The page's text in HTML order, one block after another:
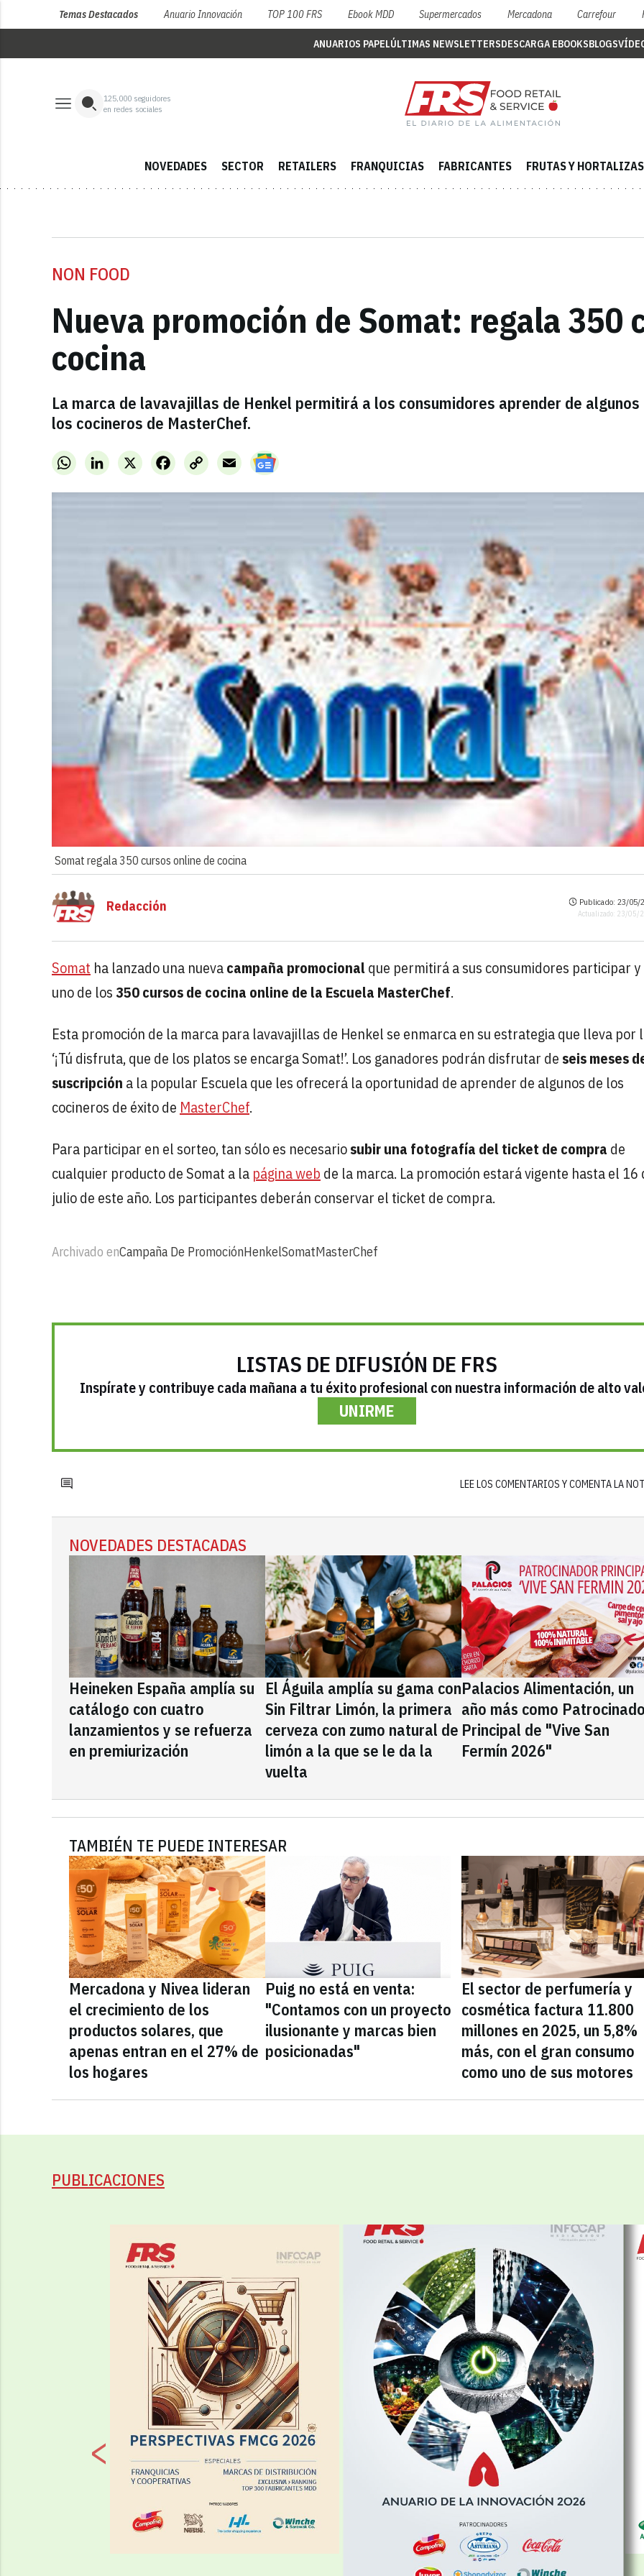
Temas Destacados Anuario Innovación TOP 100 FRS Ebook MDD Supermercados Mercadona Carrefour
ANUARIOS PAPELÚLTIMAS NEWSLETTERSDESCARGA EBOOKSBLOGS
125,000 seguidores
en redes sociales
NOVEDADES SECTOR RETAILERS FRANQUICIAS FABRICANTES FRUTAS Y HORTALIZAS
NON FOOD
Nueva promoción de Somat: regala 350
cocina
La marca de lavavajillas de Henkel permitirá a los consumidores aprender de algunos
los cocineros de MasterChef.
WhatsAppLinkedInX FacebookCopy
Link
Email
Somat regala 350 cursos online de cocina
Redacción Publicado: 23/05/
Actualizado: 23/05/
Somat ha lanzado una nuevacampaña promocionalque permitirá a sus consumidores participar
uno de los350 cursos de cocina online de la Escuela MasterChef.
Esta promoción de la marca para lavavajillas de Henkel se enmarca en su estrategia que lleva por
‘¡Tú disfruta, que de los platos se encarga Somat!’. Los ganadores podrán disfrutar de seis meses
suscripción a la popular Escuela que les ofrecerá la oportunidad de aprender de algunos de los
cocineros de éxito de MasterChef.
Para participar en el sorteo, tan sólo es necesariosubir una fotografía del ticket de compra de
cualquier producto de Somat a la página web de la marca. La promoción estará vigente hasta el 16
julio de este año. Los participantes deberán conservar el ticket de compra.
Archivado enCampaña De PromociónHenkelSomatMasterChef
LISTAS DE DIFUSIÓN DE FRS
Inspírate y contribuye cada mañana a tu éxito profesional con nuestra información de alto
UNIRME
LEE LOS COMENTARIOS Y COMENTA LA
NOVEDADES DESTACADAS
Heineken España amplía su
catálogo con cuatro
lanzamientos y se refuerza
en premiurización
El Águila amplía su gama con
Sin Filtrar Limón, la primera
cerveza con zumo natural de
limón a la que se le da la
vuelta
Palacios Alimentación, un
año más como
Principal de "Vive San
Fermín 2026"
TAMBIÉN TE PUEDE INTERESAR
Mercadona y Nivea lideran
el crecimiento de los
productos solares, que
apenas entran en el 27% de
los hogares
Puig no está en venta:
"Contamos con un proyecto
ilusionante y marcas bien
posicionadas"
El sector de perfumería y
cosmética factura 11.800
millones en 2025, un 5,8%
más, con el gran consumo
como uno de sus motores
PUBLICACIONES